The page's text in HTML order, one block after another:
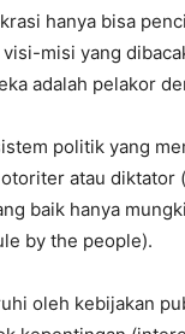
hanya bisa
misi yang
adalah pelakor
politik yang
atau diktator
baik hanya
by the people).
oleh kebijakan